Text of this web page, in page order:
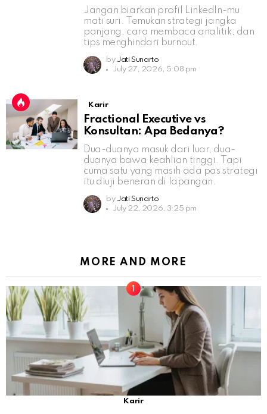
Jangan biarkan profil LinkedIn-mu
mati suri. Temukan strategi jangka
panjang, cara membaca analitik, dan
tips menghindari burnout.
by Jati Sunarto
July 27, 2026, 5:08 pm
Karir
Fractional Executive vs
Konsultan: Apa Bedanya?
Dua-duanya masuk dari luar, dua-
duanya bawa keahlian tinggi. Tapi
cuma satu yang masih ada pas strategi
itu diuji beneran di lapangan.
by Jati Sunarto
July 22, 2026, 3:25 pm
MORE AND MORE
Karir